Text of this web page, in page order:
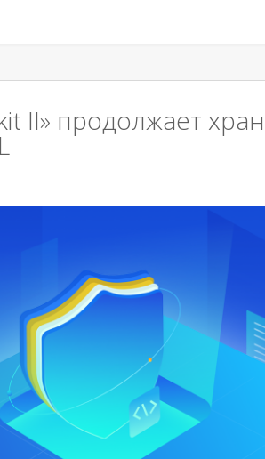
II» продолжает